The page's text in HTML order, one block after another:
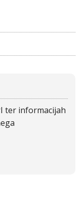
ter informacijah